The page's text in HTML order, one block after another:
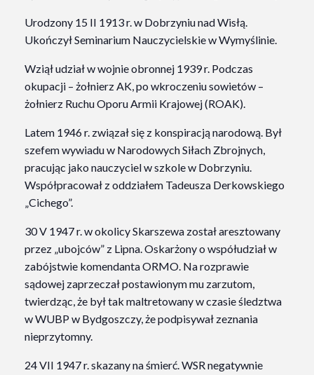
Urodzony 15 II 1913 r. w Dobrzyniu nad Wisłą.
Ukończył Seminarium Nauczycielskie w Wymyślinie.
Wziął udział w wojnie obronnej 1939 r. Podczas
okupacji – żołnierz AK, po wkroczeniu sowietów –
żołnierz Ruchu Oporu Armii Krajowej (ROAK).
Latem 1946 r. związał się z konspiracją narodową. Był
szefem wywiadu w Narodowych Siłach Zbrojnych,
pracując jako nauczyciel w szkole w Dobrzyniu.
Współpracował z oddziałem Tadeusza Derkowskiego
„Cichego”.
30 V 1947 r. w okolicy Skarszewa został aresztowany
przez „ubojców” z Lipna. Oskarżony o współudział w
zabójstwie komendanta ORMO. Na rozprawie
sądowej zaprzeczał postawionym mu zarzutom,
twierdząc, że był tak maltretowany w czasie śledztwa
w WUBP w Bydgoszczy, że podpisywał zeznania
nieprzytomny.
24 VII 1947 r. skazany na śmierć. WSR negatywnie